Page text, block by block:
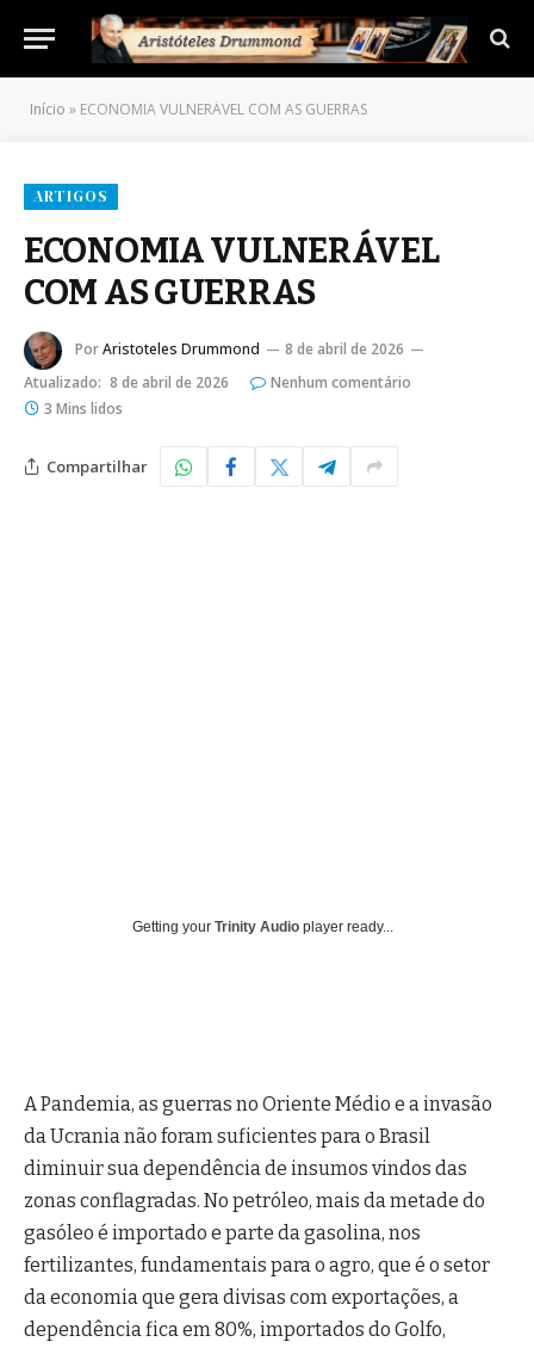
Início » ECONOMIA VULNERÁVEL COM AS GUERRAS
ARTIGOS
ECONOMIA VULNERÁVEL
COM AS GUERRAS
PorAristoteles Drummond
8 de abril de 2026
Atualizado: 8 de abril de 2026
Nenhum comentário
3 Mins lidos
Compartilhar
Getting your Trinity Audio player ready...
A Pandemia, as guerras no Oriente Médio e a invasão
da Ucrania não foram suficientes para o Brasil
diminuir sua dependência de insumos vindos das
zonas conflagradas. No petróleo, mais da metade do
gasóleo é importado e parte da gasolina, nos
fertilizantes, fundamentais para o agro, que é o setor
da economia que gera divisas com exportações, a
dependência fica em 80%, importados do Golfo,